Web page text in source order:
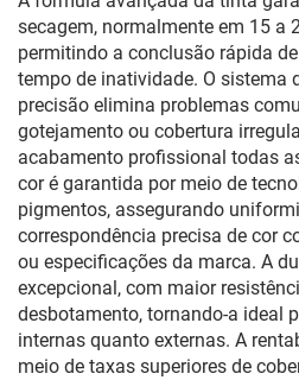
secagem, normalmente em 15 a
permitindo a conclusão rápida
tempo de inatividade. O sistema
precisão elimina problemas
gotejamento ou cobertura
acabamento profissional todas
cor é garantida por meio de
pigmentos, assegurando
correspondência precisa de cor
ou especificações da marca. A
excepcional, com maior
desbotamento, tornando-a ideal
internas quanto externas. A
meio de taxas superiores de